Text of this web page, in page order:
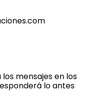
mensajes en los
lo antes